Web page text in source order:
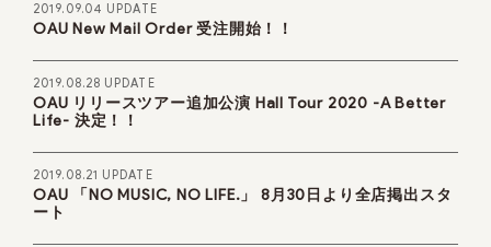
2019.09.04 UPDATE
OAU New Mail Order 受注開始！！
2019.08.28 UPDATE
OAU リリースツアー追加公演 Hall Tour 2020 -A Better
Life- 決定！！
2019.08.21 UPDATE
OAU 「NO MUSIC, NO LIFE.」 8月30日より全店掲出スタ
ート